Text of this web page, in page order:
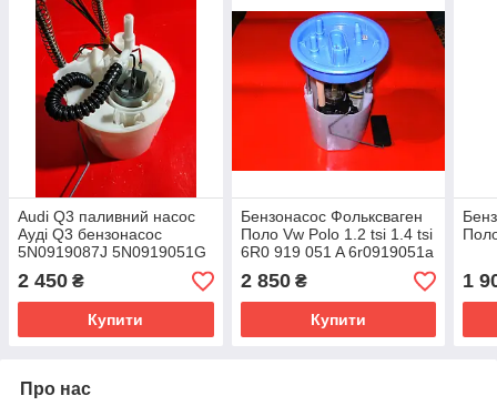
Audi Q3 паливний насос
Ауді Q3 бензонасос
5N0919087J 5N0919051G
5N0919087H 702701210
2 450 ₴
Купити
Бензонасос Фольксваген
Поло Vw Polo 1.2 tsi 1.4 tsi
6R0 919 051 A 6r0919051a
a2c53304849
2 850₴
Купити
1
Про нас